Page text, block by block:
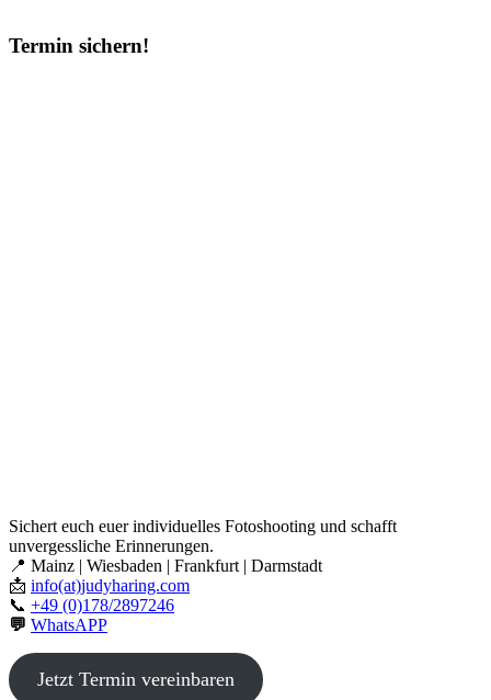
Termin sichern!
Sichert euch euer individuelles Fotoshooting und schafft
unvergessliche Erinnerungen.
📍 Mainz | Wiesbaden | Frankfurt | Darmstadt
📩 info(at)judyharing.com
📞 +49 (0)178/2897246
💬 WhatsAPP
Jetzt Termin vereinbaren